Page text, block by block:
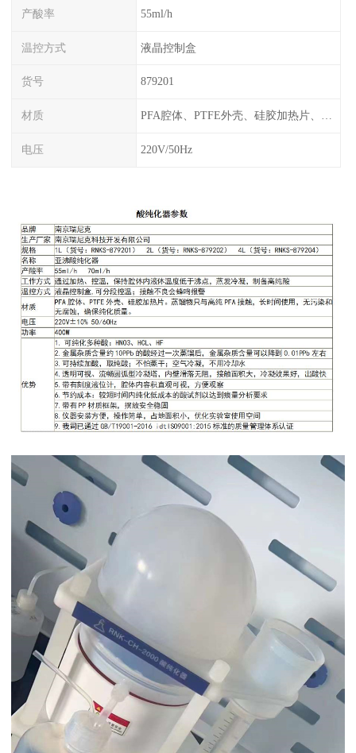
产酸率 55ml/h
温控方式 液晶控制盒
货号 879201
材质 PFA腔体、PTFE外壳、硅胶加热片、塑料框架
电压 220V/50Hz